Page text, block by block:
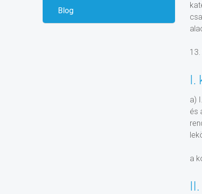
Blog
I.
a)
és
a